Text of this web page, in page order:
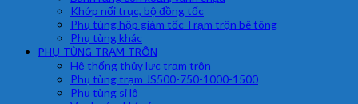
Khớp nối trục, bộ đồng tốc
Phụ tùng hộp giảm tốc Trạm trộn bê tông
Phụ tùng khác
PHỤ TÙNG TRẠM TRÔN
Hệ thống thủy lực trạm trộn
Phụ tùng trạm JS500-750-1000-1500
Phụ tùng si lô